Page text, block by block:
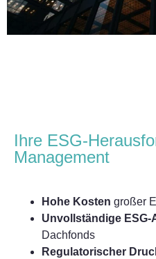
Ihre ESG-
Management
Hohe Kosten großer
Unvollständige ESG-
Dachfonds
Regulatorischer